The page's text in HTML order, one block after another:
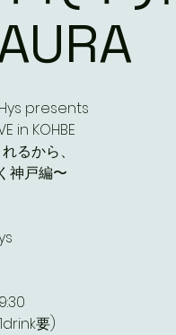
presents
in KOHBE
るから、
神戸編〜
要)